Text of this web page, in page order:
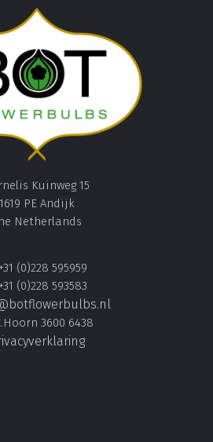
Kuinweg 15
1619 PE Andijk
Netherlands
(0)228 595959
(0)228 593583
3600 6438